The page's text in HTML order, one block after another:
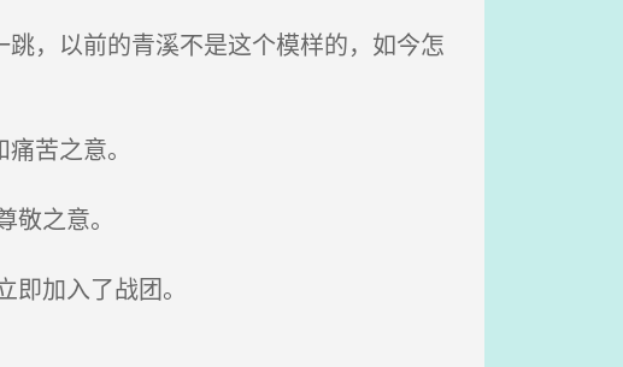
，以前的青溪不是这个模样的，如今怎
苦之意。
之意。
加入了战团。